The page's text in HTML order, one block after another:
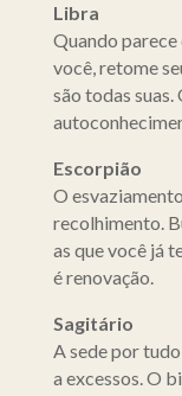
Libra
Quando
você, retome
são todas suas.
Escorpião
O
recolhimento.
as que você já
é renovação.
Sagitário
A sede por
a excessos. O